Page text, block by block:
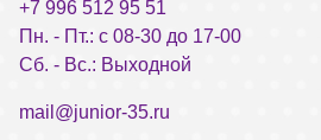
+7 996 512 95 51
Пн. - Пт.: с 08-30 до 17-00
Сб. - Вс.: Выходной
mail@junior-35.ru